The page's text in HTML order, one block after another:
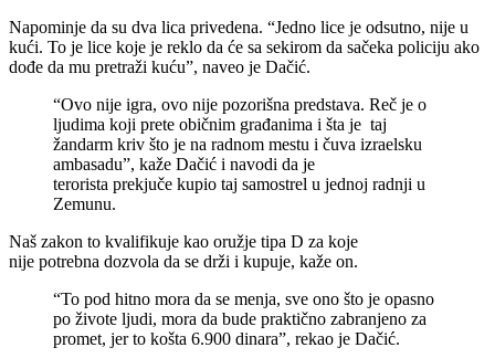
Napominje da su dva lica privedena. “Jedno lice je odsutno, nije u
kući. To je lice koje je reklo da će sa sekirom da sačeka policiju ako
dođe da mu pretraži kuću”, naveo je Dačić.
“Ovo nije igra, ovo nije pozorišna predstava. Reč je o
ljudima koji prete običnim građanima i šta je taj
žandarm kriv što je na radnom mestu i čuva izraelsku
ambasadu”, kaže Dačić i navodi da je
terorista prekjuče kupio taj samostrel u jednoj radnji u
Zemunu.
Naš zakon to kvalifikuje kao oružje tipa D za koje
nije potrebna dozvola da se drži i kupuje, kaže on.
“To pod hitno mora da se menja, sve ono što je opasno
po živote ljudi, mora da bude praktično zabranjeno za
promet, jer to košta 6.900 dinara”, rekao je Dačić.